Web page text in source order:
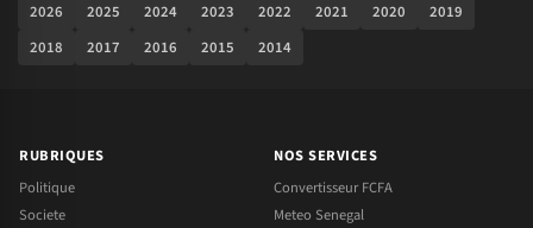
2026 2025 2024 2023 2022 2021 2020
2019
2018
2017 2016 2015 2014
RUBRIQUES
Politique
Societe
NOS SERVICES
Convertisseur FCFA
Meteo Senegal